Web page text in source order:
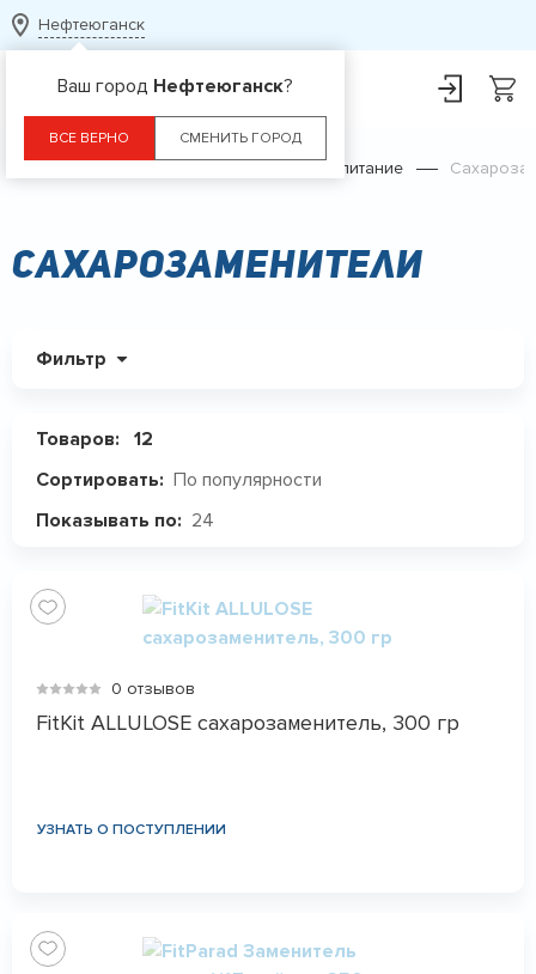
Нефтеюганск
Ваш город Нефтеюганск?
ВСЕ ВЕРНО СМЕНИТЬ ГОРОД
Диетическое питание
Сахарозаменители
Фильтр
Товаров:
12
Сортировать: По популярности
Показывать по: 24
0 отзывов
FitKit ALLULOSE сахарозаменитель, 300 гр
УЗНАТЬ О ПОСТУПЛЕНИИ